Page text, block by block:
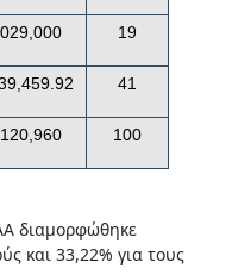
19
41
100
διαμορφώθηκε
και 33,22% για τους